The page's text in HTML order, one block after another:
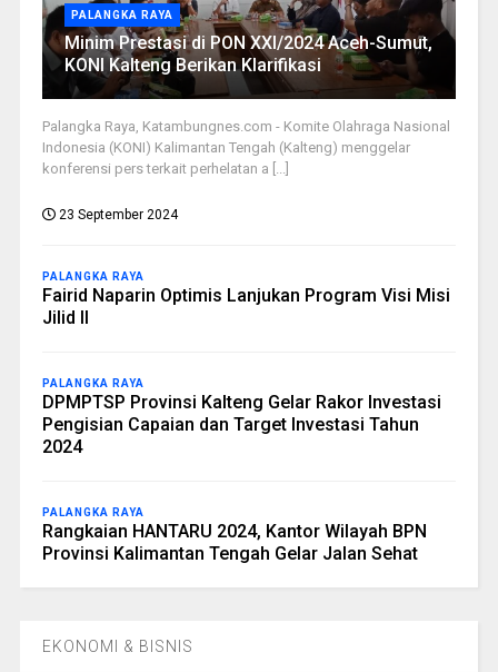
PALANGKA RAYA
Minim Prestasi di PON XXI/2024 Aceh-Sumut,
KONI Kalteng Berikan Klarifikasi
Palangka Raya, Katambungnes.com - Komite Olahraga Nasional
Indonesia (KONI) Kalimantan Tengah (Kalteng) menggelar
konferensi pers terkait perhelatan a [...]
23 September 2024
PALANGKA RAYA
Fairid Naparin Optimis Lanjukan Program Visi Misi
Jilid II
PALANGKA RAYA
DPMPTSP Provinsi Kalteng Gelar Rakor Investasi
Pengisian Capaian dan Target Investasi Tahun
2024
PALANGKA RAYA
Rangkaian HANTARU 2024, Kantor Wilayah BPN
Provinsi Kalimantan Tengah Gelar Jalan Sehat
EKONOMI & BISNIS